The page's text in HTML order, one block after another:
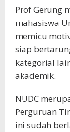
Prof Gerung
mahasiswa
memicu
siap
kategorial
akademik.
NUDC
Perguruan
ini sudah